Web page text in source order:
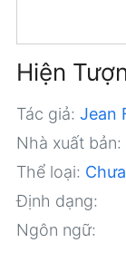
Hiện
Tác giả: Jean
Nhà xuất bản:
Thể loại:
Định dạng:
Ngôn ngữ: